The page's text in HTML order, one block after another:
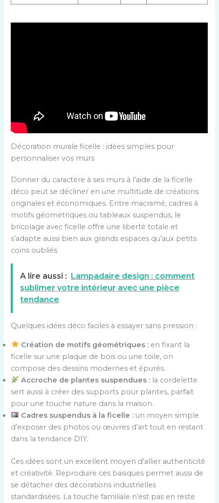
Décoration murale ficelle : idées simples pour
personnaliser vos murs
Donner du caractère à ses murs à l’aide de la ficelle
déco peut se décliner en une multitude de créations
originales et économiques. Entre macramé, cadres à
motifs géométriques ou tableaux suspendus, le
bricolage avec ficelle offre une liberté totale et
s’adapte aussi bien aux grands espaces qu’aux petits
coins oubliés.
A lire aussi : Lampadaire design : comment
sublimer votre intérieur avec une pièce
tendance
Quelques idées déco faciles à essayer sans pression :
Création de motifs géométriques : en fixant la
ficelle sur une plaque de bois ou une toile, on
compose des dessins modernes et épurés.
Accroche de plantes suspendues : la cordelette
sert aussi à créer des supports pour plantes, parfait
pour une touche nature dans la maison.
Cadres suspendus à la ficelle : un moyen simple
d’exposer des photos ou œuvres d’art tout en restant
dans la tendance DIY.
Ces idées sont un excellent moyen d’allier authenticité
et créativité. Reproduire ces basiques permet aussi de
se détacher des décorations industrielles
standardisées. La touche familiale n’est pas en reste